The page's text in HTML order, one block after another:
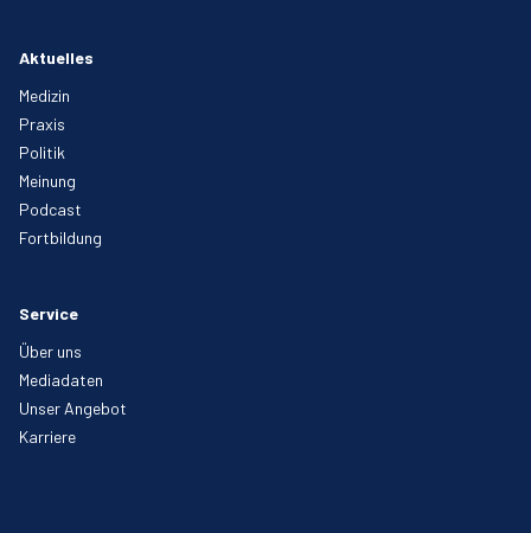
Aktuelles
Medizin
Praxis
Politik
Meinung
Podcast
Fortbildung
Service
Über uns
Mediadaten
Unser Angebot
Karriere